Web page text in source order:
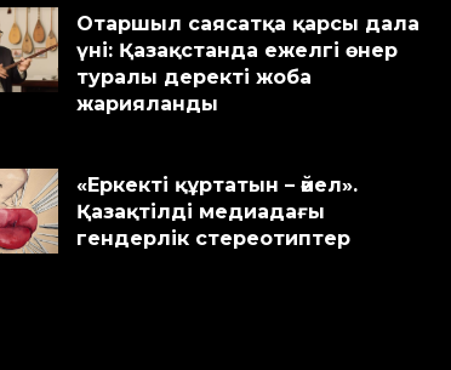
Отаршыл саясатқа қарсы дала
үні: Қазақстанда ежелгі өнер
туралы деректі жоба
жарияланды
«Еркекті құртатын – әйел».
Қазақтілді медиадағы
гендерлік стереотиптер